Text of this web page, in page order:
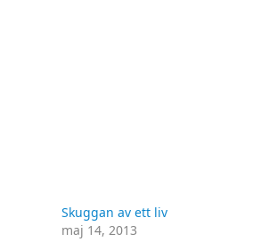
Skuggan av ett liv
maj 14, 2013